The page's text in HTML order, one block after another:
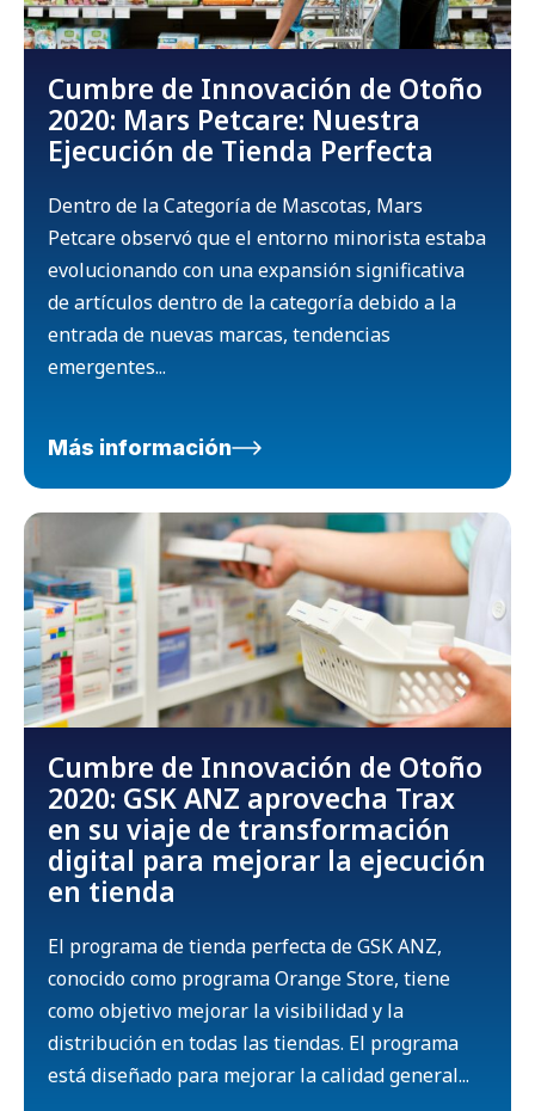
Cumbre de Innovación de Otoño
2020: Mars Petcare: Nuestra
Ejecución de Tienda Perfecta
Dentro de la Categoría de Mascotas, Mars
Petcare observó que el entorno minorista estaba
evolucionando con una expansión significativa
de artículos dentro de la categoría debido a la
entrada de nuevas marcas, tendencias
emergentes...
Más información
Cumbre de Innovación de Otoño
2020: GSK ANZ aprovecha Trax
en su viaje de transformación
digital para mejorar la ejecución
en tienda
El programa de tienda perfecta de GSK ANZ,
conocido como programa Orange Store, tiene
como objetivo mejorar la visibilidad y la
distribución en todas las tiendas. El programa
está diseñado para mejorar la calidad general...